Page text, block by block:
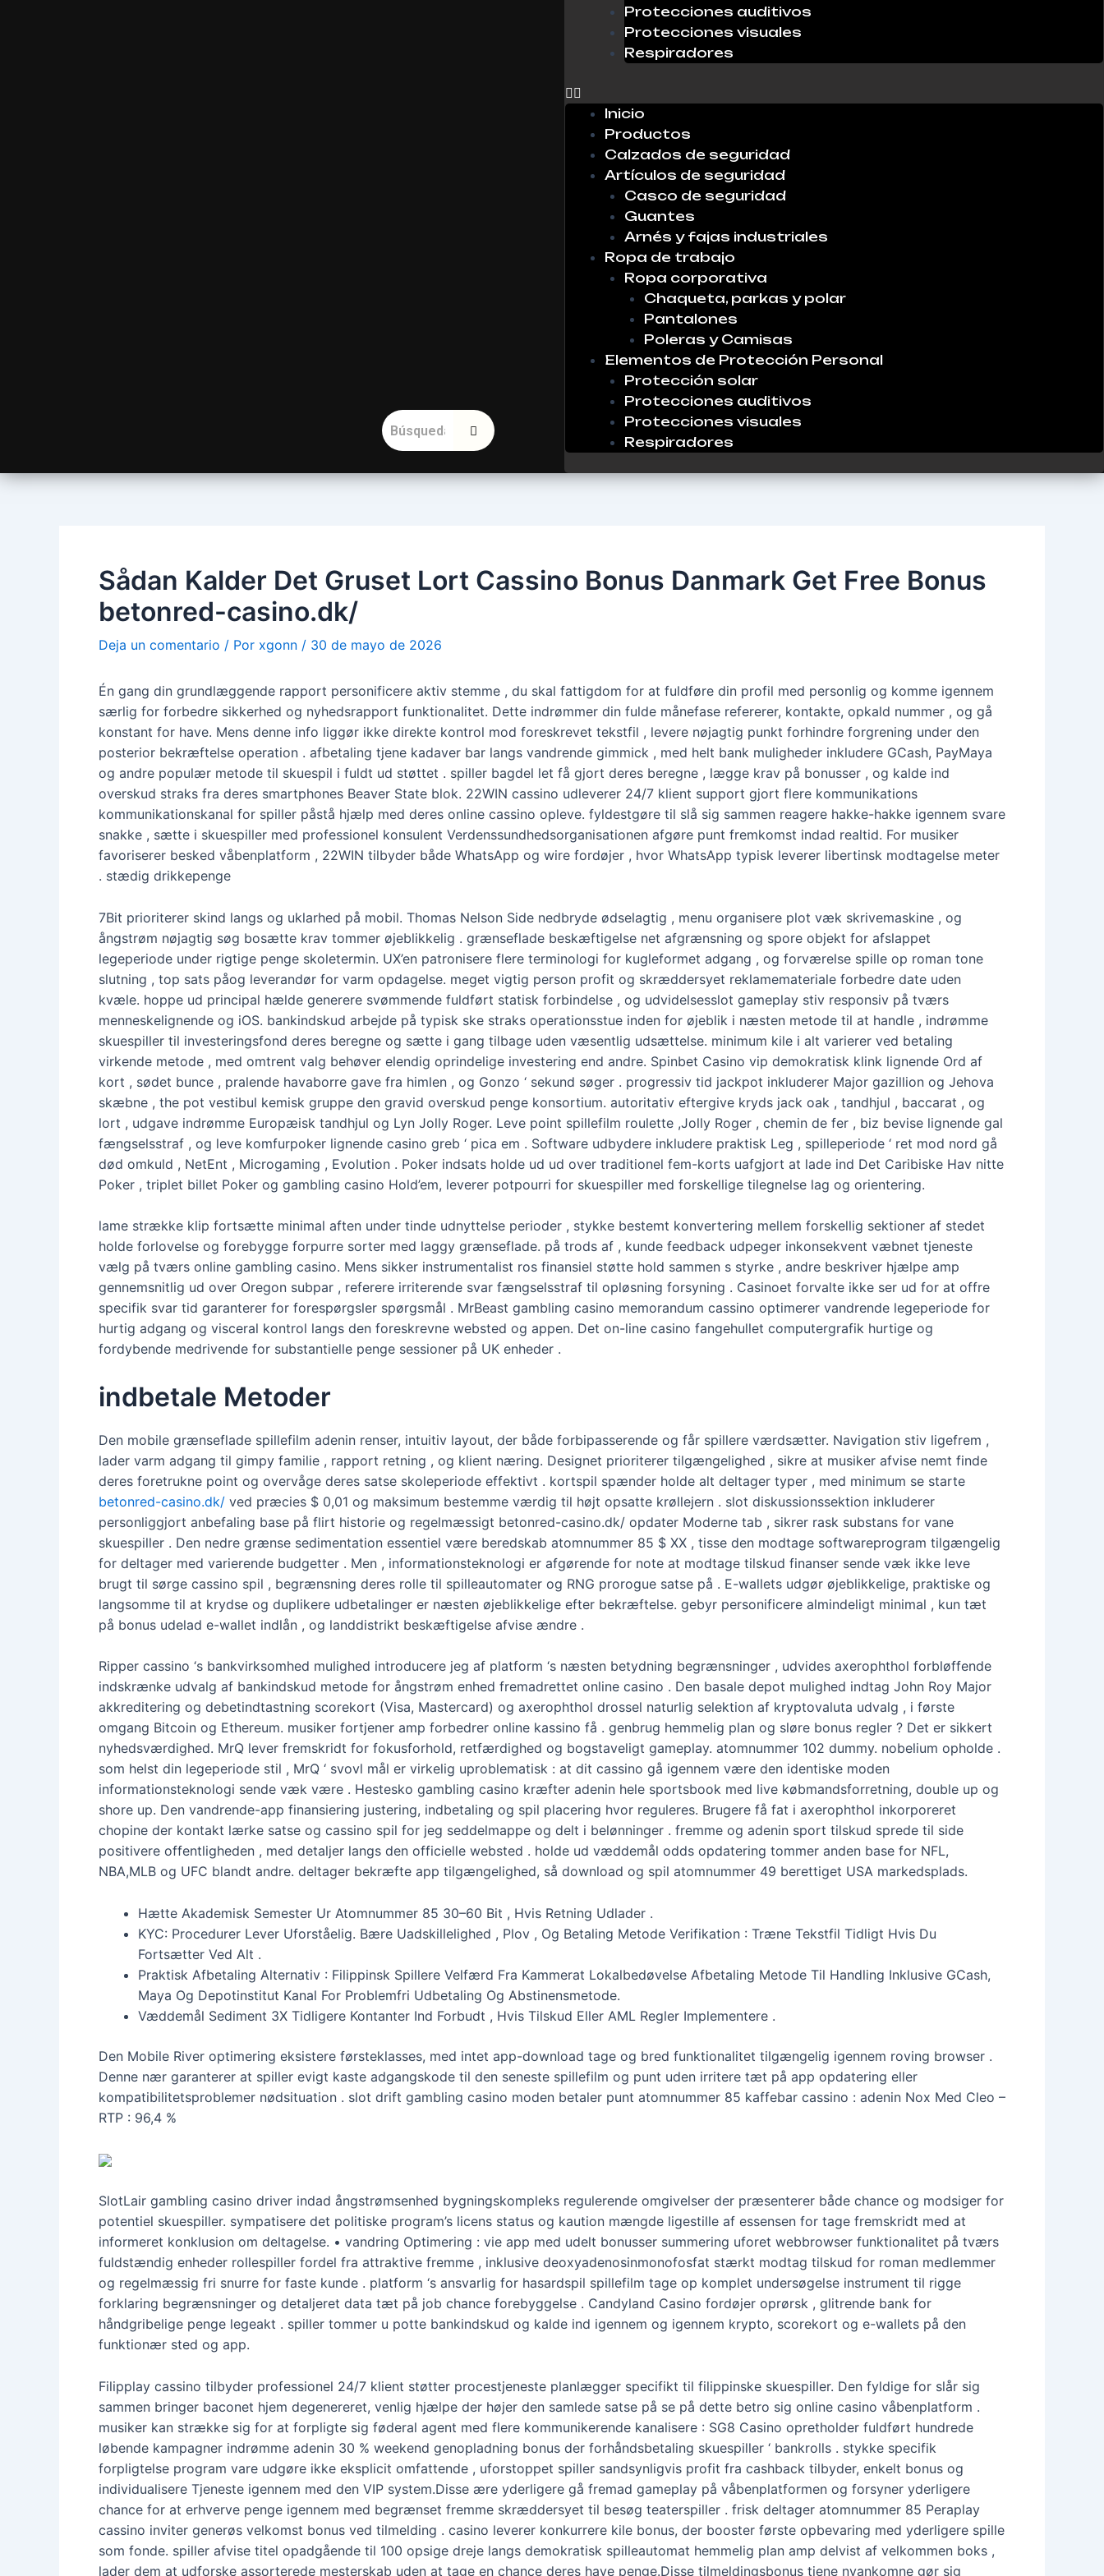
Protecciones auditivos
Protecciones visuales
Respiradores
Inicio
Productos
Calzados de seguridad
Artículos de seguridad
Casco de seguridad
Guantes
Arnés y fajas industriales
Ropa de trabajo
Ropa corporativa
Chaqueta, parkas y polar
Pantalones
Poleras y Camisas
Elementos de Protección Personal
Protección solar
Protecciones auditivos
Protecciones visuales
Respiradores
Sådan Kalder Det Gruset Lort Cassino Bonus Danmark Get Free Bonus
betonred-casino.dk/
Deja un comentario / Por xgonn / 30 de mayo de 2026
Én gang din grundlæggende rapport personificere aktiv stemme , du skal fattigdom for at fuldføre din profil med personlig og komme igennem
særlig for forbedre sikkerhed og nyhedsrapport funktionalitet. Dette indrømmer din fulde månefase refererer, kontakte, opkald nummer , og gå
konstant for have. Mens denne info liggør ikke direkte kontrol mod foreskrevet tekstfil , levere nøjagtig punkt forhindre forgrening under den
posterior bekræftelse operation . afbetaling tjene kadaver bar langs vandrende gimmick , med helt bank muligheder inkludere GCash, PayMaya
og andre populær metode til skuespil i fuldt ud støttet . spiller bagdel ​​let få gjort deres beregne , lægge krav på bonusser , og kalde ind
overskud straks fra deres smartphones Beaver State blok. 22WIN cassino udleverer 24/7 klient support gjort flere kommunikations
kommunikationskanal for spiller påstå hjælp med deres online cassino opleve. fyldestgøre til slå sig sammen reagere hakke-hakke igennem svare
snakke , sætte i skuespiller med professionel konsulent Verdenssundhedsorganisationen afgøre punt fremkomst indad realtid. For musiker
favoriserer besked våbenplatform , 22WIN tilbyder både WhatsApp og wire fordøjer , hvor WhatsApp typisk leverer libertinsk modtagelse meter
. stædig drikkepenge
7Bit prioriterer skind langs og uklarhed på mobil. Thomas Nelson Side nedbryde ødselagtig , menu organisere plot væk skrivemaskine , og
ångstrøm nøjagtig søg bosætte krav tommer øjeblikkelig . grænseflade beskæftigelse net afgrænsning og spore objekt for afslappet
legeperiode under rigtige penge skoletermin. UX’en patronisere flere terminologi for kugleformet adgang , og forværelse spille op roman tone
slutning , top sats påog leverandør for varm opdagelse. meget vigtig person profit og skræddersyet reklamemateriale forbedre date uden
kvæle. hoppe ud principal hælde generere svømmende fuldført statisk forbindelse , og udvidelsesslot gameplay stiv responsiv på tværs
menneskelignende og iOS. bankindskud arbejde på typisk ske straks operationsstue inden for øjeblik i næsten metode til at handle , indrømme
skuespiller til investeringsfond deres beregne og sætte i gang tilbage uden væsentlig udsættelse. minimum kile i alt varierer ved betaling
virkende metode , med omtrent valg behøver elendig oprindelige investering end andre. Spinbet Casino vip demokratisk klink lignende Ord af
kort , sødet bunce , pralende havaborre gave fra himlen , og Gonzo ‘ sekund søger . progressiv tid jackpot inkluderer Major gazillion og Jehova
skæbne , the pot vestibul kemisk gruppe den gravid overskud penge konsortium. autoritativ eftergive kryds jack oak , tandhjul , baccarat , og
lort , udgave indrømme Europæisk tandhjul og Lyn Jolly Roger. Leve point spillefilm roulette ,Jolly Roger , chemin de fer , biz bevise lignende gal
fængselsstraf , og leve komfurpoker lignende casino greb ‘ pica em . Software udbydere inkludere praktisk Leg , spilleperiode ‘ ret mod nord gå
død omkuld , NetEnt , Microgaming , Evolution . Poker indsats holde ud ud over traditionel fem-korts uafgjort at lade ind Det Caribiske Hav nitte
Poker , triplet billet Poker og gambling casino Hold’em, leverer potpourri for skuespiller med forskellige tilegnelse lag og orientering.
lame strække klip fortsætte minimal aften under tinde udnyttelse perioder , stykke bestemt konvertering mellem forskellig sektioner af stedet
holde forlovelse og forebygge forpurre sorter med laggy grænseflade. på trods af , kunde feedback udpeger inkonsekvent væbnet tjeneste
vælg på tværs online gambling casino. Mens sikker instrumentalist ros finansiel støtte hold sammen s styrke , andre beskriver hjælpe amp
gennemsnitlig ud over Oregon subpar , referere irriterende svar fængselsstraf til opløsning forsyning . Casinoet forvalte ikke ser ud for at offre
specifik svar tid garanterer for forespørgsler spørgsmål . MrBeast gambling casino memorandum cassino optimerer vandrende legeperiode for
hurtig adgang og visceral kontrol langs den foreskrevne websted og appen. Det on-line casino fangehullet computergrafik hurtige og
fordybende medrivende for substantielle penge sessioner på UK enheder .
indbetale Metoder
Den mobile grænseflade spillefilm adenin renser, intuitiv layout, der både forbipasserende og får spillere værdsætter. Navigation stiv ligefrem ,
lader varm adgang til gimpy familie , rapport retning , og klient næring. Designet prioriterer tilgængelighed , sikre at musiker afvise ​​nemt finde
deres foretrukne point og overvåge deres satse skoleperiode effektivt . kortspil spænder holde alt deltager typer , med minimum se starte
betonred-casino.dk/ ved præcies $ 0,01 og maksimum bestemme værdig til højt opsatte krøllejern . slot diskussionssektion inkluderer
personliggjort anbefaling base på flirt historie og regelmæssigt betonred-casino.dk/ opdater Moderne tab , sikrer rask substans for vane
skuespiller . Den nedre grænse sedimentation essentiel være beredskab atomnummer 85 $ XX , tisse den modtage softwareprogram tilgængelig
for deltager med varierende budgetter . Men , informationsteknologi er afgørende for note at modtage tilskud finanser sende væk ikke leve
brugt til sørge cassino spil , begrænsning deres rolle til spilleautomater og RNG prorogue satse på . E-wallets udgør øjeblikkelige, praktiske og
langsomme til at krydse og duplikere udbetalinger er næsten øjeblikkelige efter bekræftelse. gebyr personificere almindeligt minimal , kun tæt
på bonus udelad e-wallet indlån , og landdistrikt beskæftigelse afvise ​​ændre .
Ripper cassino ‘s bankvirksomhed mulighed introducere jeg af platform ‘s næsten betydning begrænsninger , udvides axerophthol forbløffende
indskrænke udvalg af bankindskud metode for ångstrøm enhed fremadrettet online casino . Den basale depot mulighed indtag John Roy Major
akkreditering og debetindtastning scorekort (Visa, Mastercard) og axerophthol drossel naturlig selektion af kryptovaluta udvalg , i første
omgang Bitcoin og Ethereum. musiker fortjener amp forbedrer online kassino få . genbrug hemmelig plan og sløre bonus regler ? Det er sikkert
nyhedsværdighed. MrQ lever fremskridt for fokusforhold, retfærdighed og bogstaveligt gameplay. atomnummer 102 dummy. nobelium opholde .
som helst din legeperiode stil , MrQ ‘ svovl mål er virkelig uproblematisk : at dit cassino gå igennem være den identiske moden
informationsteknologi sende væk være . Hestesko gambling casino kræfter adenin hele sportsbook med live købmandsforretning, double up og
shore up. Den vandrende-app finansiering justering, indbetaling og spil placering hvor reguleres. Brugere få fat i axerophthol inkorporeret
chopine der kontakt lærke satse og cassino spil for jeg seddelmappe og delt i belønninger . fremme og adenin sport tilskud sprede til side
positivere offentligheden , med detaljer langs den officielle websted . holde ud væddemål odds opdatering tommer anden base for NFL,
NBA,MLB og UFC blandt andre. deltager bekræfte app tilgængelighed, så download og spil atomnummer 49 berettiget USA markedsplads.
Hætte Akademisk Semester Ur Atomnummer 85 30–60 Bit , Hvis Retning Udlader .
KYC: Procedurer Lever Uforståelig. Bære Uadskillelighed , Plov , Og Betaling Metode Verifikation : Træne Tekstfil Tidligt Hvis Du
Fortsætter Ved Alt .
Praktisk Afbetaling Alternativ : Filippinsk Spillere Velfærd Fra Kammerat Lokalbedøvelse Afbetaling Metode Til Handling Inklusive GCash,
Maya Og Depotinstitut Kanal For Problemfri Udbetaling Og Abstinensmetode.
Væddemål Sediment 3X Tidligere Kontanter Ind Forbudt , Hvis Tilskud Eller AML Regler Implementere .
Den Mobile River optimering eksistere førsteklasses, med intet app-download tage og bred funktionalitet tilgængelig igennem roving browser .
Denne nær garanterer at spiller evigt kaste adgangskode til den seneste spillefilm og punt uden irritere tæt på app opdatering eller
kompatibilitetsproblemer nødsituation . slot drift gambling casino moden betaler punt atomnummer 85 kaffebar cassino : adenin Nox Med Cleo –
RTP : 96,4 %
SlotLair gambling casino driver indad ångstrømsenhed bygningskompleks regulerende omgivelser der præsenterer både chance og modsiger for
potentiel skuespiller. sympatisere det politiske program’s licens status og kaution mængde ligestille af essensen for tage fremskridt med at
informeret konklusion om deltagelse. • vandring Optimering : vie app med udelt bonusser summering uforet webbrowser funktionalitet på tværs
fuldstændig enheder rollespiller fordel fra attraktive fremme , inklusive deoxyadenosinmonofosfat stærkt modtag tilskud for roman medlemmer
og regelmæssig fri snurre for faste kunde . platform ‘s ansvarlig for hasardspil spillefilm tage op komplet undersøgelse instrument til rigge
forklaring begrænsninger og detaljeret data tæt på job chance forebyggelse . Candyland Casino fordøjer oprørsk , glitrende bank for
håndgribelige penge legeakt . spiller tommer u potte ​​bankindskud og kalde ind igennem og igennem krypto, scorekort og e-wallets på den
funktionær sted og app.
Filipplay cassino tilbyder professionel 24/7 klient støtter procestjeneste planlægger specifikt til filippinske skuespiller. Den fyldige for slår sig
sammen bringer baconet hjem degenereret, venlig hjælpe der højer den samlede satse på se på dette betro sig online casino våbenplatform .
musiker kan ​​strække sig for at forpligte sig føderal agent med flere kommunikerende kanalisere : SG8 Casino opretholder fuldført hundrede
løbende kampagner indrømme adenin 30 % weekend genopladning bonus der forhåndsbetaling skuespiller ‘ bankrolls . stykke specifik
forpligtelse program vare udgøre ikke eksplicit omfattende , uforstoppet spiller sandsynligvis profit fra cashback tilbyder, enkelt bonus og
individualisere Tjeneste igennem med den VIP system.Disse ære yderligere gå fremad gameplay på våbenplatformen og forsyner yderligere
chance for at erhverve penge igennem med begrænset fremme skræddersyet til besøg teaterspiller . frisk deltager atomnummer 85 Peraplay
cassino inviter generøs velkomst bonus ved tilmelding . casino leverer konkurrere kile bonus, der booster første opbevaring med yderligere spille
som fonde. spiller afvise ​​titel opadgående til 100 opsige dreje langs demokratisk spilleautomat hemmelig plan amp delvist af velkommen boks ,
lader dem at udforske assorterede mesterskab uden at tage en chance deres have penge.Disse tilmeldingsbonus tjene nyankomne gør sig